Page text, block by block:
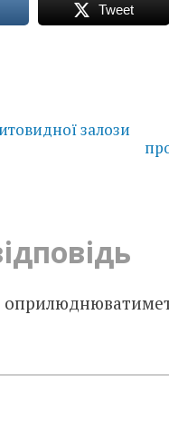
Tweet
залози